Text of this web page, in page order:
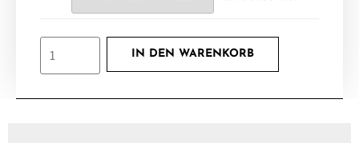
IN DEN WARENKORB